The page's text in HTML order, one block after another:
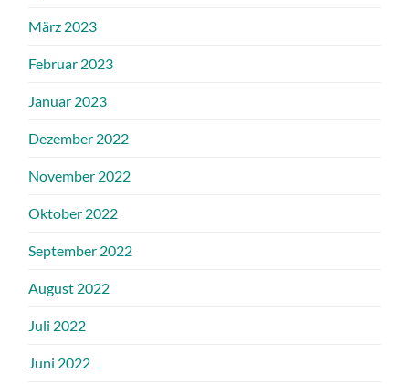
März 2023
Februar 2023
Januar 2023
Dezember 2022
November 2022
Oktober 2022
September 2022
August 2022
Juli 2022
Juni 2022